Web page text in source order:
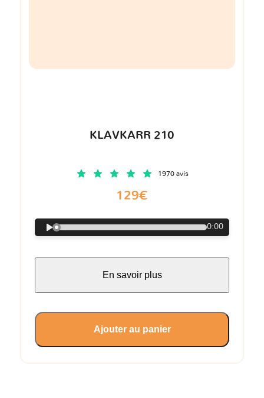
KLAVKARR 210
1970 avis
129€
0:00
En savoir plus
Ajouter au panier